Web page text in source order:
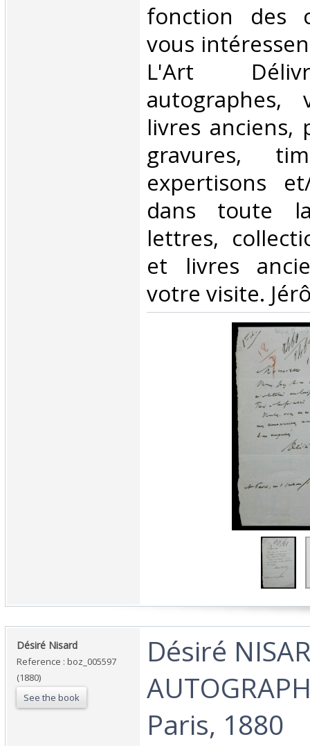
fonction des
vous
L'Art
autographes,
livres anciens,
gravures,
expertisons
dans toute
lettres,
et livres
votre visite.
‎Désiré Nisard‎
Reference : boz_005597
(1880)
See the book
‎Désiré
Paris, 1880‎